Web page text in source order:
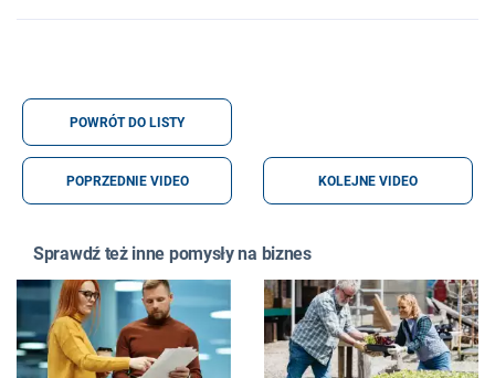
POWRÓT DO LISTY
POPRZEDNIE VIDEO KOLEJNE VIDEO
Sprawdź też inne pomysły na biznes